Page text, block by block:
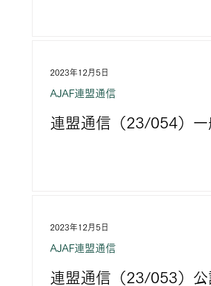
連盟通信（23/054）
AJAF連盟通信
2023年12月5日
連盟通信（23/053）
AJAF連盟通信
2023年12月5日